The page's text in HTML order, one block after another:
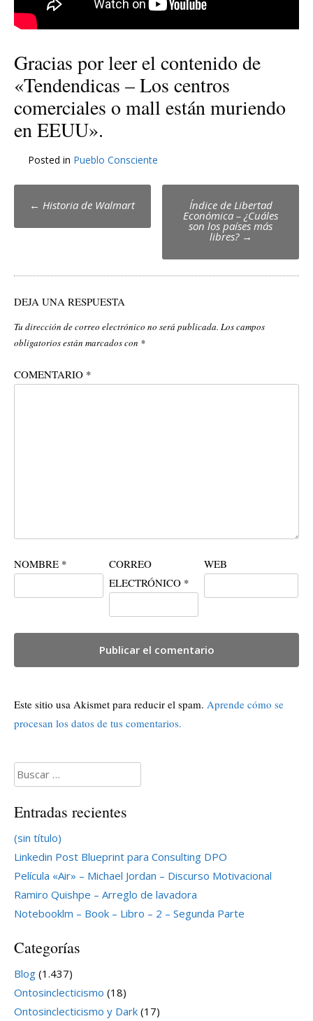
Gracias por leer el contenido de
«Tendendicas – Los centros
comerciales o mall están muriendo
en EEUU».
Posted in Pueblo Consciente
Post
navigation
← Historia de Walmart Índice de Libertad
Económica – ¿Cuáles
son los países más
libres? →
DEJA UNA RESPUESTA
Tu dirección de correo electrónico no será publicada. Los campos
obligatorios están marcados con *
COMENTARIO *
NOMBRE *
CORREO
ELECTRÓNICO *
WEB
Este sitio usa Akismet para reducir el spam. Aprende cómo se
procesan los datos de tus comentarios.
Buscar:
Entradas recientes
(sin título)
Linkedin Post Blueprint para Consulting DPO
Película «Air» – Michael Jordan – Discurso Motivacional
Ramiro Quishpe – Arreglo de lavadora
Notebooklm – Book – Libro – 2 – Segunda Parte
Categorías
Blog (1.437)
Ontosinclecticismo (18)
Ontosinclecticismo y Dark (17)